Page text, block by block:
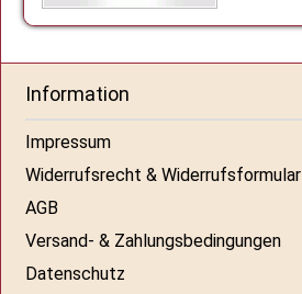
Information
Impressum
Widerrufsrecht & Widerrufsformular
AGB
Versand- & Zahlungsbedingungen
Datenschutz